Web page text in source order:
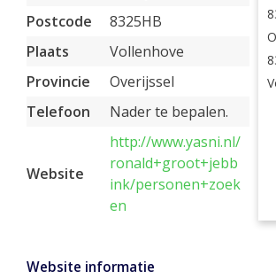
Postcode
8325HB
Plaats
Vollenhove
Provincie
Overijssel
Telefoon
Nader te bepalen.
Website
http://www.yasni.nl/
ronald+groot+jebb
ink/personen+zoek
en
Website informatie